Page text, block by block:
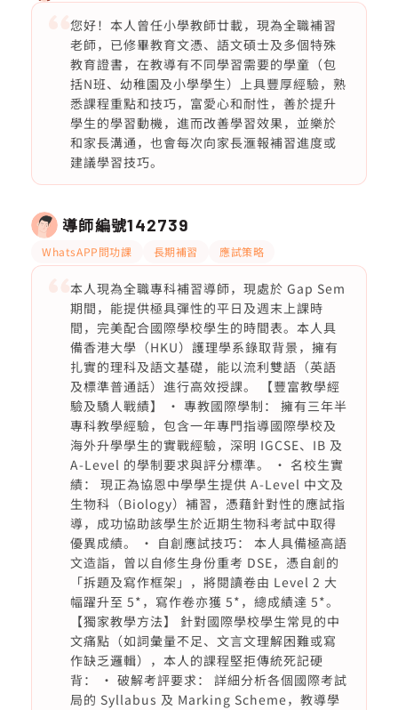
您好！本人曾任小學教師廿載，現為全職補習
老師，已修畢教育文憑、語文碩士及多個特殊
教育證書，在教導有不同學習需要的學童（包
括N班、幼稚園及小學學生）上具豐厚經驗，熟
悉課程重點和技巧，富愛心和耐性，善於提升
學生的學習動機，進而改善學習效果，並樂於
和家長溝通，也會每次向家長滙報補習進度或
建議學習技巧。
導師編號142739
WhatsAPP問功課 長期補習 應試策略
本人現為全職專科補習導師，現處於 Gap Sem
期間，能提供極具彈性的平日及週末上課時
間，完美配合國際學校學生的時間表。本人具
備香港大學（HKU）護理學系錄取背景，擁有
扎實的理科及語文基礎，能以流利雙語（英語
及標準普通話）進行高效授課。 【豐富教學經
驗及驕人戰績】 • 專教國際學制： 擁有三年半
專科教學經驗，包含一年專門指導國際學校及
海外升學學生的實戰經驗，深明 IGCSE、IB 及
A-Level 的學制要求與評分標準。 • 名校生實
績： 現正為協恩中學學生提供 A-Level 中文及
生物科（Biology）補習，憑藉針對性的應試指
導，成功協助該學生於近期生物科考試中取得
優異成績。 • 自創應試技巧： 本人具備極高語
文造詣，曾以自修生身份重考 DSE，憑自創的
「拆題及寫作框架」，將閱讀卷由 Level 2 大
幅躍升至 5*，寫作卷亦獲 5*，總成績達 5*。
【獨家教學方法】 針對國際學校學生常見的中
文痛點（如詞彙量不足、文言文理解困難或寫
作缺乏邏輯），本人的課程堅拒傳統死記硬
背： • 破解考評要求： 詳細分析各個國際考試
局的 Syllabus 及 Marking Scheme，教導學